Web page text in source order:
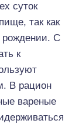
суток
так как
рождении. С
к
В рацион
вареные